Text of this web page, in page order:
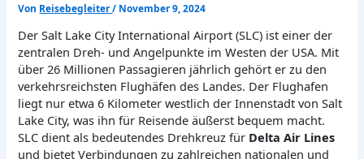
Von Reisebegleiter/ November 9, 2024
Der Salt Lake City International Airport (SLC) ist einer der
zentralen Dreh- und Angelpunkte im Westen der USA. Mit
über 26 Millionen Passagieren jährlich gehört er zu den
verkehrsreichsten Flughäfen des Landes. Der Flughafen
liegt nur etwa 6 Kilometer westlich der Innenstadt von Salt
Lake City, was ihn für Reisende äußerst bequem macht.
SLC dient als bedeutendes Drehkreuz für Delta Air Lines
und bietet Verbindungen zu zahlreichen nationalen und